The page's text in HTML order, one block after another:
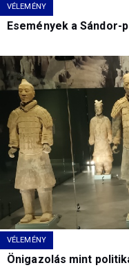
VÉLEMÉNY
Események a Sándor-
VÉLEMÉNY
Önigazolás mint